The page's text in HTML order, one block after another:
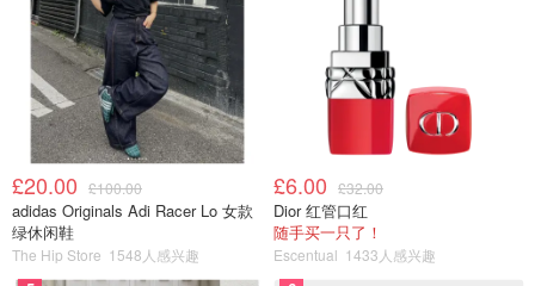
图片来自于@ unsplash，版权属于原作者
食素，主要以花粉为主
£20.00 £100.00
adidas Originals Adi Racer Lo 女款
绿休闲鞋
The Hip Store 1548人感兴趣
£6.00 £32.00
Dior 红管口红
随手买一只了！
Escentual 1433人感兴趣